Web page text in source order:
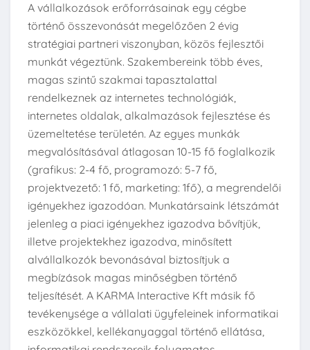
A vállalkozások erőforrásainak egy cégbe
történő összevonását megelőzően 2 évig
stratégiai partneri viszonyban, közös fejlesztői
munkát végeztünk. Szakembereink több éves,
magas szintű szakmai tapasztalattal
rendelkeznek az internetes technológiák,
internetes oldalak, alkalmazások fejlesztése és
üzemeltetése területén. Az egyes munkák
megvalósításával átlagosan 10-15 fő foglalkozik
(grafikus: 2-4 fő, programozó: 5-7 fő,
projektvezető: 1 fő, marketing: 1fő), a megrendelői
igényekhez igazodóan. Munkatársaink létszámát
jelenleg a piaci igényekhez igazodva bővítjük,
illetve projektekhez igazodva, minősített
alvállalkozók bevonásával biztosítjuk a
megbízások magas minőségben történő
teljesítését. A KARMA Interactive Kft másik fő
tevékenysége a vállalati ügyfeleinek informatikai
eszközökkel, kellékanyaggal történő ellátása,